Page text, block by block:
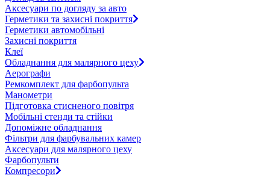
Аксесуари по догляду за авто
Герметики та захисні покриття
Герметики автомобільні
Захисні покриття
Клеї
Обладнання для малярного цеху
Аерографи
Ремкомплект для фарбопульта
Манометри
Підготовка стисненого повітря
Мобільні стенди та стійки
Допоміжне обладнання
Фільтри для фарбувальних камер
Аксесуари для малярного цеху
Фарбопульти
Компресори